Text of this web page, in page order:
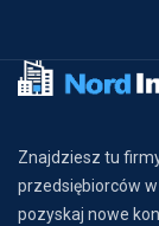
Znajdziesz tu
przedsiębiorców
pozyskaj nowe